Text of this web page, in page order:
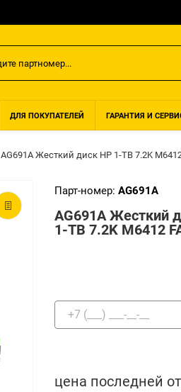
ДЛЯ ПОКУПАТЕЛЕЙ ГАРАНТИЯ И
AG691A Жесткий диск HP 1-TB 7.2K
Парт-номер: AG691A
AG691A Жесткий
1-TB 7.2K M6412
цена последней